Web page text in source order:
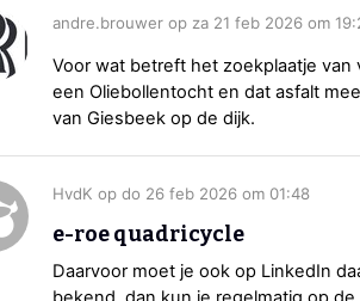
andre.brouwer op za 21 feb 2026 om
Voor wat betreft het zoekplaatje
een Oliebollentocht en dat asfalt
van Giesbeek op de dijk.
HvdK op do 26 feb 2026 om 01:48
e-roe quadricycle
Daarvoor moet je ook op LinkedIn